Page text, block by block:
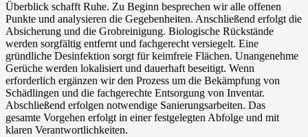
Überblick schafft Ruhe. Zu Beginn besprechen wir alle offenen
Punkte und analysieren die Gegebenheiten. Anschließend erfolgt die
Absicherung und die Grobreinigung. Biologische Rückstände
werden sorgfältig entfernt und fachgerecht versiegelt. Eine
gründliche Desinfektion sorgt für keimfreie Flächen. Unangenehme
Gerüche werden lokalisiert und dauerhaft beseitigt. Wenn
erforderlich ergänzen wir den Prozess um die Bekämpfung von
Schädlingen und die fachgerechte Entsorgung von Inventar.
Abschließend erfolgen notwendige Sanierungsarbeiten. Das
gesamte Vorgehen erfolgt in einer festgelegten Abfolge und mit
klaren Verantwortlichkeiten.